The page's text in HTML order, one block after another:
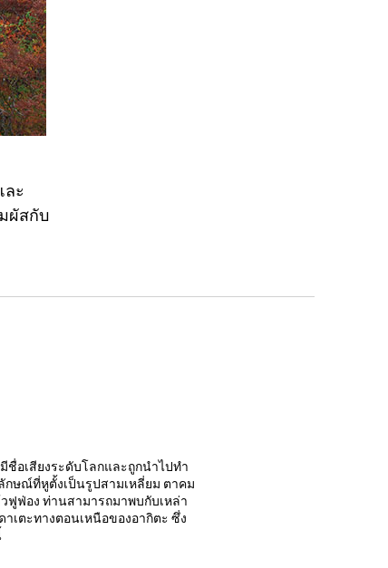
ะ
ผัสกับ
อเสียงระดับโลกและถูกนำไปทำ
กษณ์ที่หูตั้งเป็นรูปสามเหลี่ยม ตาคม
ฟูฟ่อง ท่านสามารถมาพบกับเหล่า
เตะทางตอนเหนือของอากิตะ ซึ่ง